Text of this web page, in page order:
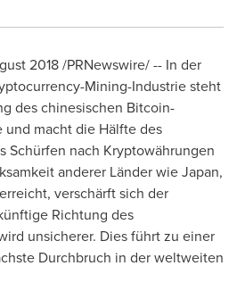
2018/PRNewswire/ -- In der
Mining-Industrie steht
des chinesischen Bitcoin-
und macht die Hälfte des
Schürfen nach Kryptowährungen
anderer Länder wieJapan,
verschärft sich der
Richtung des
unsicherer. Dies führt zu einer
Durchbruch in der weltweiten